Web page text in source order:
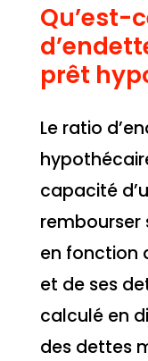
Qu’est-
prêt
Le ratio
capacité
rembourser
en fonction
et de ses
calculé en
des dettes